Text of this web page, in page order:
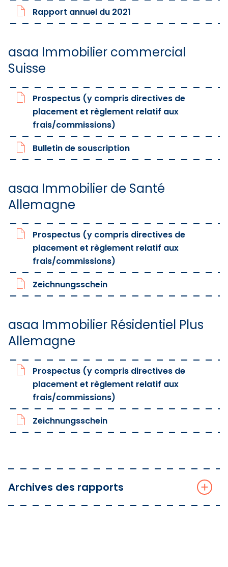
Rapport annuel du 2021
asaa Immobilier commercial
Suisse
Prospectus (y compris directives de
placement et règlement relatif aux
frais/commissions)
Bulletin de souscription
asaa Immobilier de Santé
Allemagne
Prospectus (y compris directives de
placement et règlement relatif aux
frais/commissions)
Zeichnungsschein
asaa Immobilier Résidentiel Plus
Allemagne
Prospectus (y compris directives de
placement et règlement relatif aux
frais/commissions)
Zeichnungsschein
Archives des rapports